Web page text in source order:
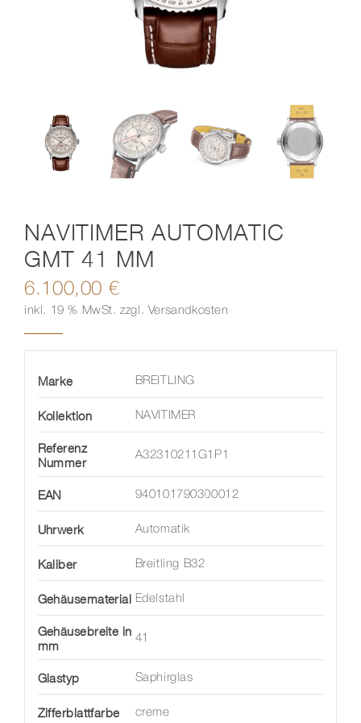
NAVITIMER AUTOMATIC
GMT 41 MM
6.100,00 €
inkl. 19 % MwSt. zzgl. Versandkosten
Marke BREITLING
Kollektion NAVITIMER
Referenz
Nummer
A32310211G1P1
EAN 940101790300012
Uhrwerk Automatik
Kaliber Breitling B32
Gehäusematerial Edelstahl
Gehäusebreite in
mm
41
Glastyp Saphirglas
Zifferblattfarbe creme